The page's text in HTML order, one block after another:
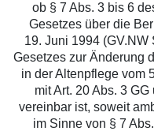
ob § 7 Abs. 3 bis 6
Gesetzes über die
19. Juni 1994
Gesetzes zur Änderung
in der Altenpflege vom
mit Art. 20 Abs. 3
vereinbar ist, soweit
im Sinne von § 7